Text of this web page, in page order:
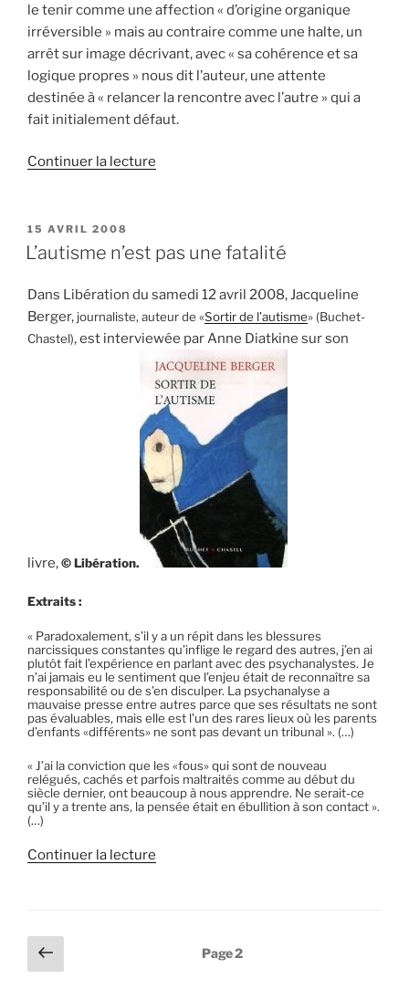
le tenir comme une affection « d’origine organique
irréversible » mais au contraire comme une halte, un
arrêt sur image décrivant, avec « sa cohérence et sa
logique propres » nous dit l’auteur, une attente
destinée à « relancer la rencontre avec l’autre » qui a
fait initialement défaut.
Continuer la lecture
arrêté
seuil
du
langage,
H.
Rey-
Flaud »
PUBLIÉ
LE
15 AVRIL 2008
L’autisme n’est pas une fatalité
Dans Libération du samedi 12 avril 2008, Jacqueline
Berger, journaliste, auteur de «Sortir de l’autisme» (Buchet-
Chastel), est interviewée par Anne Diatkine sur son
livre,© Libération.
Extraits :
« Paradoxalement, s’il y a un répit dans les blessures
narcissiques constantes qu’inflige le regard des autres, j’en ai
plutôt fait l’expérience en parlant avec des psychanalystes. Je
n’ai jamais eu le sentiment que l’enjeu était de reconnaître sa
responsabilité ou de s’en disculper. La psychanalyse a
mauvaise presse entre autres parce que ses résultats ne sont
pas évaluables, mais elle est l’un des rares lieux où les parents
d’enfants «différents» ne sont pas devant un tribunal ». (…)
« J’ai la conviction que les «fous» qui sont de nouveau
relégués, cachés et parfois maltraités comme au début du
siècle dernier, ont beaucoup à nous apprendre. Ne serait-ce
qu’il y a trente ans, la pensée était en ébullition à son contact ».
(…)
Continuer la lecture
« L’autisme
Pagination
des
Page
précédente
Page2